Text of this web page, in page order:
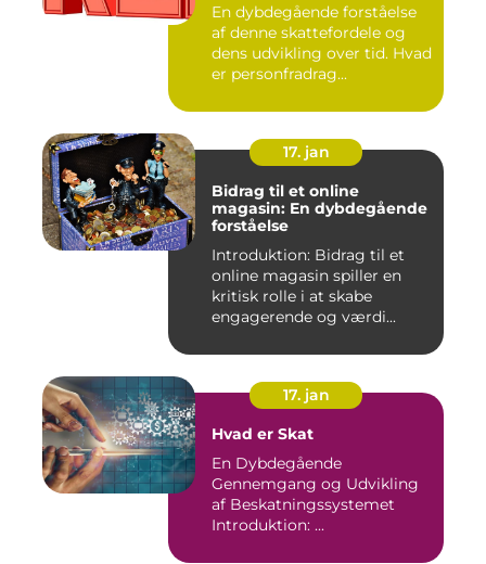
En dybdegående forståelse
af denne skattefordele og
dens udvikling over tid. Hvad
er personfradrag...
17. jan
Bidrag til et online
magasin: En dybdegående
forståelse
Introduktion: Bidrag til et
online magasin spiller en
kritisk rolle i at skabe
engagerende og værdi...
17. jan
Hvad er Skat
En Dybdegående
Gennemgang og Udvikling
af Beskatningssystemet
Introduktion: ...